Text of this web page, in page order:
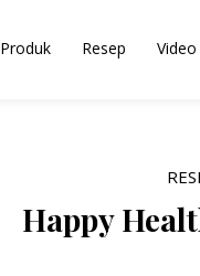
Produk Resep Video
Happy